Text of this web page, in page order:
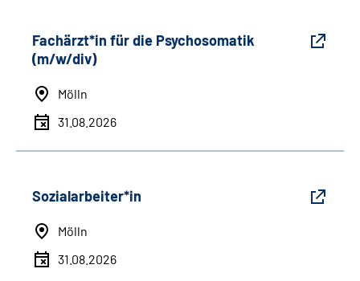
Fachärzt*in für die Psychosomatik
(m/w/div)
Mölln
31.08.2026
Sozialarbeiter*in
Mölln
31.08.2026